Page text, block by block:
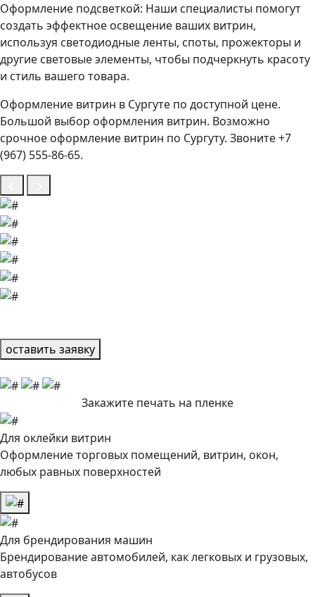
Оформление подсветкой: Наши специалисты помогут
создать эффектное освещение ваших витрин,
используя светодиодные ленты, споты, прожекторы и
другие световые элементы, чтобы подчеркнуть красоту
и стиль вашего товара.
Оформление витрин в Сургуте по доступной цене.
Большой выбор оформления витрин. Возможно
срочное оформление витрин по Сургуту. Звоните +7
(967) 555-86-65.
оставить заявку
Закажите печать на пленке
Для оклейки витрин
Оформление торговых помещений, витрин, окон,
любых равных поверхностей
Для брендирования машин
Брендирование автомобилей, как легковых и грузовых,
автобусов